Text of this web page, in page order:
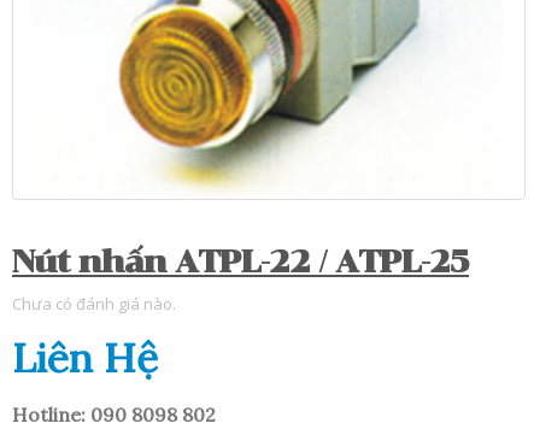
Nút nhấn ATPL-22 / ATPL-25
Chưa có đánh giá nào.
Liên Hệ
Hotline: 090 8098 802